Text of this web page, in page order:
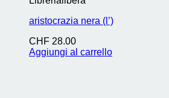
aristocrazia nera (l’)
CHF 28.00
Aggiungi al carrello